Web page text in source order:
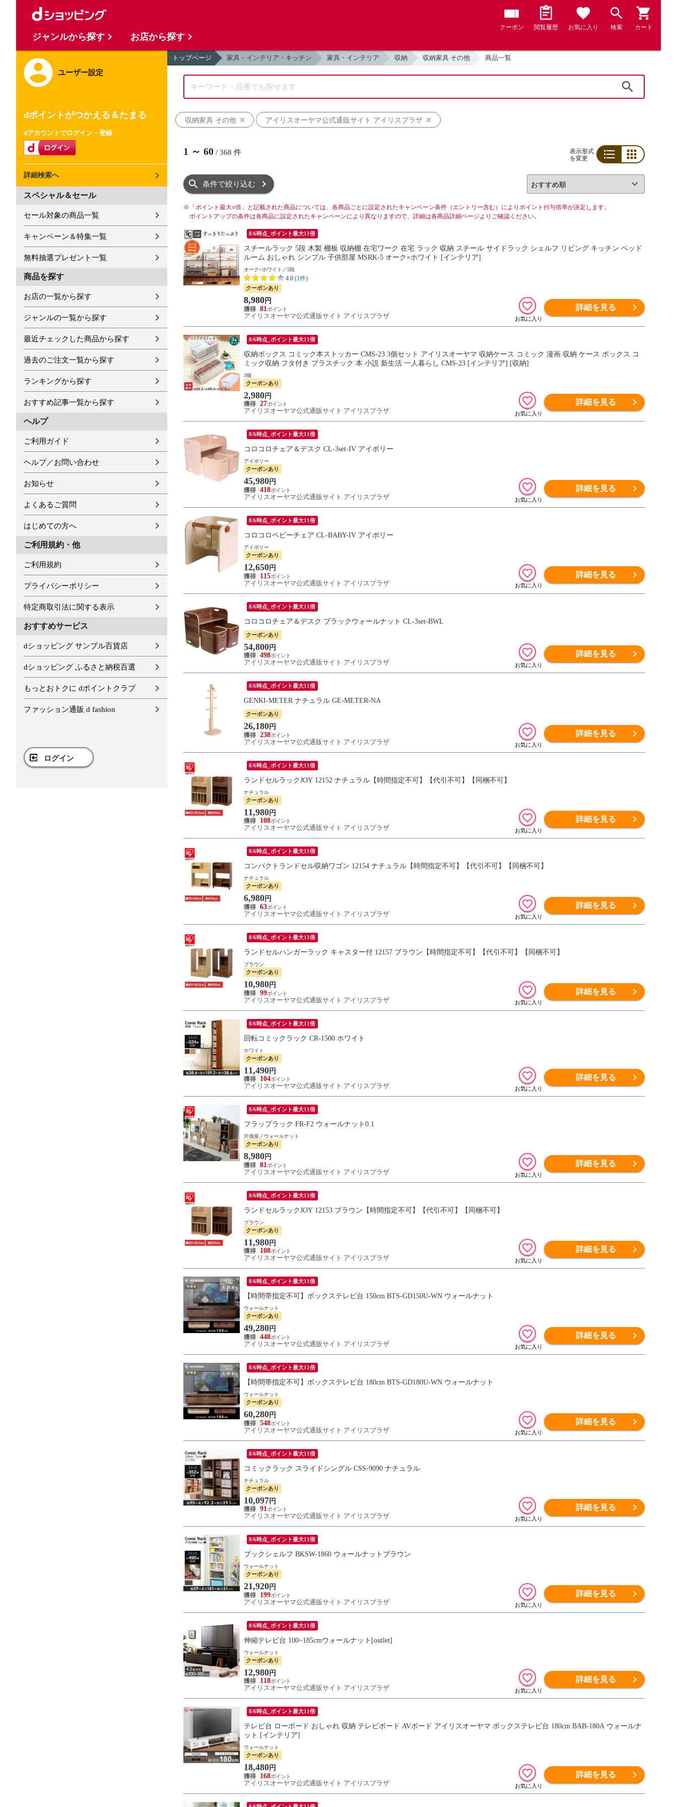
クーポン 閲覧履歴 お気に入り 検索 カート
ユーザー設定
dポイントがつかえる＆たまる
dアカウントでログイン・登録
詳細検索へ
スペシャル＆セール
セール対象の商品一覧
キャンペーン＆特集一覧
無料抽選プレゼント一覧
商品を探す
お店の一覧から探す
ジャンルの一覧から探す
最近チェックした商品から探す
過去のご注文一覧から探す
ランキングから探す
おすすめ記事一覧から探す
ヘルプ
ご利用ガイド
ヘルプ／お問い合わせ
お知らせ
よくあるご質問
はじめての方へ
ご利用規約・他
ご利用規約
プライバシーポリシー
特定商取引法に関する表示
おすすめサービス
dショッピング サンプル百貨店
dショッピング ふるさと納税百選
もっとおトクに dポイントクラブ
ファッション通販 d fashion
ログイン
トップページ 家具・インテリア・キッチン 家具・インテリア 収納 収納家具 その他 商品一覧
収納家具 その他 アイリスオーヤマ公式通販サイト アイリスプラザ
1 ～ 60 / 368 件
表示形式
を変更
条件で絞り込む
※ 「ポイント最大○倍」と記載された商品については、各商品ごとに設定されたキャンペーン条件（エントリー含む）によりポイント付与倍率が決定します。
ポイントアップの条件は各商品に設定されたキャンペーンにより異なりますので、詳細は各商品詳細ページよりご確認ください。
8/6時点_ポイント最大11倍
スチールラック 5段 木製 棚板 収納棚 在宅ワーク 在宅 ラック 収納 スチール サイドラック シェルフ リビング キッチン ベッド
ルーム おしゃれ シンプル 子供部屋 MSRK-5 オーク×ホワイト [インテリア]
オーク×ホワイト／5段
4.0 (1件)
クーポンあり
8,980 円
81
アイリスオーヤマ公式通販サイト アイリスプラザ
詳細を見る
8/6時点_ポイント最大11倍
収納ボックス コミック本ストッカー CMS-23 3個セット アイリスオーヤマ 収納ケース コミック 漫画 収納 ケース ボックス コ
ミック収納 フタ付き プラスチック 本 小説 新生活 一人暮らし CMS-23 [インテリア] [収納]
3個
クーポンあり
2,980 円
27
アイリスオーヤマ公式通販サイト アイリスプラザ
詳細を見る
8/6時点_ポイント最大11倍
コロコロチェア＆デスク CL-3set-IV アイボリー
アイボリー
クーポンあり
45,980 円
418
アイリスオーヤマ公式通販サイト アイリスプラザ
詳細を見る
8/6時点_ポイント最大11倍
コロコロベビーチェア CL-BABY-IV アイボリー
アイボリー
クーポンあり
12,650 円
115
アイリスオーヤマ公式通販サイト アイリスプラザ
詳細を見る
8/6時点_ポイント最大11倍
コロコロチェア＆デスク ブラックウォールナット CL-3set-BWL
クーポンあり
54,800 円
498
アイリスオーヤマ公式通販サイト アイリスプラザ
詳細を見る
8/6時点_ポイント最大11倍
GENKI-METER ナチュラル GE-METER-NA
クーポンあり
26,180 円
238
アイリスオーヤマ公式通販サイト アイリスプラザ
詳細を見る
8/6時点_ポイント最大11倍
ランドセルラックJOY 12152 ナチュラル【時間指定不可】【代引不可】【同梱不可】
ナチュラル
クーポンあり
11,980 円
108
アイリスオーヤマ公式通販サイト アイリスプラザ
詳細を見る
8/6時点_ポイント最大11倍
コンパクトランドセル収納ワゴン 12154 ナチュラル【時間指定不可】【代引不可】【同梱不可】
ナチュラル
クーポンあり
6,980 円
63
アイリスオーヤマ公式通販サイト アイリスプラザ
詳細を見る
8/6時点_ポイント最大11倍
ランドセルハンガーラック キャスター付 12157 ブラウン【時間指定不可】【代引不可】【同梱不可】
ブラウン
クーポンあり
10,980 円
99
アイリスオーヤマ公式通販サイト アイリスプラザ
詳細を見る
8/6時点_ポイント最大11倍
回転コミックラック CR-1500 ホワイト
ホワイト
クーポンあり
11,490 円
104
アイリスオーヤマ公式通販サイト アイリスプラザ
詳細を見る
8/6時点_ポイント最大11倍
フラップラック FR-F2 ウォールナット0.1
片側扉／ウォールナット
クーポンあり
8,980 円
81
アイリスオーヤマ公式通販サイト アイリスプラザ
詳細を見る
8/6時点_ポイント最大11倍
ランドセルラックJOY 12153 ブラウン【時間指定不可】【代引不可】【同梱不可】
ブラウン
クーポンあり
11,980 円
108
アイリスオーヤマ公式通販サイト アイリスプラザ
詳細を見る
8/6時点_ポイント最大11倍
【時間帯指定不可】ボックステレビ台 150cm BTS-GD150U-WN ウォールナット
ウォールナット
クーポンあり
49,280 円
448
アイリスオーヤマ公式通販サイト アイリスプラザ
詳細を見る
8/6時点_ポイント最大11倍
【時間帯指定不可】ボックステレビ台 180cm BTS-GD180U-WN ウォールナット
ウォールナット
クーポンあり
60,280 円
548
アイリスオーヤマ公式通販サイト アイリスプラザ
詳細を見る
8/6時点_ポイント最大11倍
コミックラック スライドシングル CSS-9090 ナチュラル
ナチュラル
クーポンあり
10,097 円
91
アイリスオーヤマ公式通販サイト アイリスプラザ
詳細を見る
8/6時点_ポイント最大11倍
ブックシェルフ BKSW-1860 ウォールナットブラウン
ウォールナット
クーポンあり
21,920 円
199
アイリスオーヤマ公式通販サイト アイリスプラザ
詳細を見る
8/6時点_ポイント最大11倍
伸縮テレビ台 100~185cmウォールナット[outlet]
ウォールナット
クーポンあり
12,980 円
118
アイリスオーヤマ公式通販サイト アイリスプラザ
詳細を見る
8/6時点_ポイント最大11倍
テレビ台 ローボード おしゃれ 収納 テレビボード AVボード アイリスオーヤマ ボックステレビ台 180cm BAB-180A ウォールナ
ット [インテリア]
ウォールナット
クーポンあり
18,480 円
168
アイリスオーヤマ公式通販サイト アイリスプラザ
詳細を見る
ジャンルから探す お店から探す